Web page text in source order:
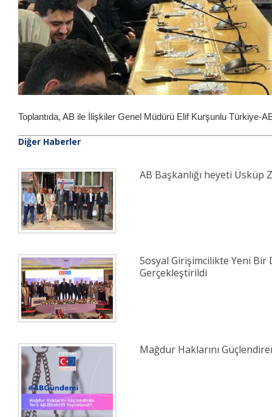
Toplantıda, AB ile İlişkiler Genel Müdürü Elif Kurşunlu Türkiye-
Diğer Haberler
AB Başkanlığı heyeti Üsküp
Sosyal Girişimcilikte Yeni Bir
Gerçekleştirildi
Mağdur Haklarını